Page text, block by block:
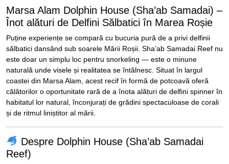
Marsa Alam Dolphin House (Sha’ab Samadai) –
Înot alături de Delfini Sălbatici în Marea Roșie
Puține experiențe se compară cu bucuria pură de a privi delfinii
sălbatici dansând sub soarele Mării Roșii. Sha’ab Samadai Reef nu
este doar un simplu loc pentru snorkeling — este o minune
naturală unde visele și realitatea se întâlnesc. Situat în largul
coastei din Marsa Alam , acest recif în formă de potcoavă oferă
călătorilor o oportunitate rară de a înota alături de delfini spinner în
habitatul lor natural, înconjurați de grădini spectaculoase de corali
și de ritmul liniștitor al mării.
Despre Dolphin House (Sha’ab Samadai
Reef)